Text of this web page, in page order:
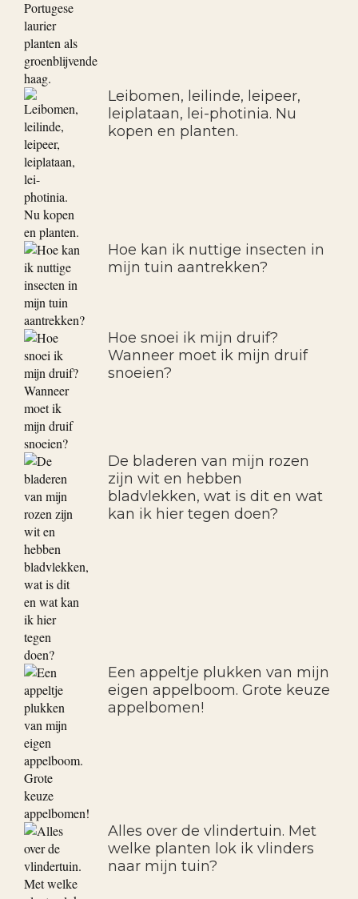
Leibomen, leilinde, leipeer,
leiplataan, lei-photinia. Nu
kopen en planten.
Hoe kan ik nuttige insecten in
mijn tuin aantrekken?
Hoe snoei ik mijn druif?
Wanneer moet ik mijn druif
snoeien?
De bladeren van mijn rozen
zijn wit en hebben
bladvlekken, wat is dit en wat
kan ik hier tegen doen?
Een appeltje plukken van mijn
eigen appelboom. Grote keuze
appelbomen!
Alles over de vlindertuin. Met
welke planten lok ik vlinders
naar mijn tuin?